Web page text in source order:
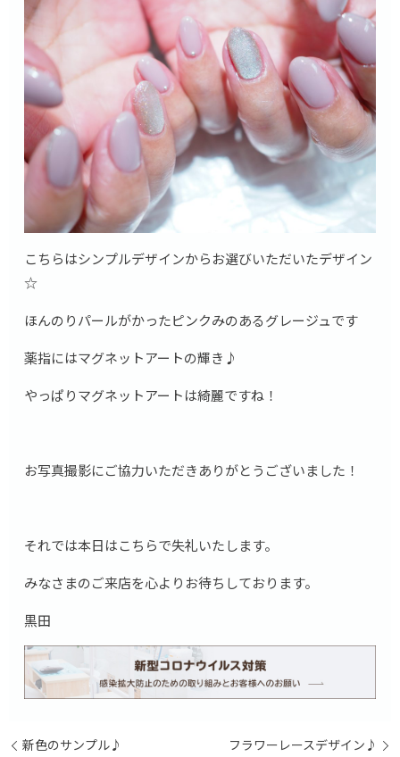
こちらはシンプルデザインからお選びいただいたデザイン
☆
ほんのりパールがかったピンクみのあるグレージュです
薬指にはマグネットアートの輝き♪
やっぱりマグネットアートは綺麗ですね！
お写真撮影にご協力いただきありがとうございました！
それでは本日はこちらで失礼いたします。
みなさまのご来店を心よりお待ちしております。
黒田
新色のサンプル♪ フラワーレースデザイン♪